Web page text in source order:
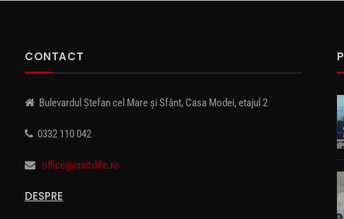
CONTACT
Bulevardul Ștefan cel Mare și Sfânt, Casa Modei, etajul 2
0332 110 042
office@iasitvlife.ro
DESPRE